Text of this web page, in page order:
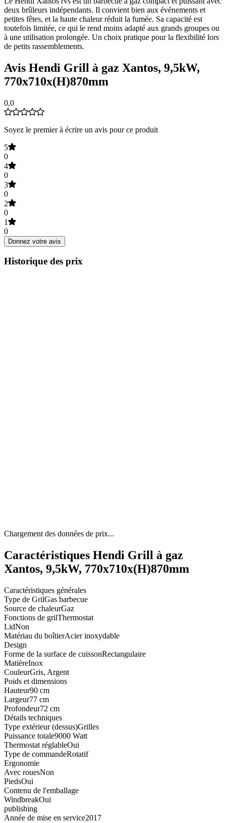
deux brûleurs indépendants. Il convient bien aux événements et
petites fêtes, et la haute chaleur réduit la fumée. Sa capacité est
toutefois limitée, ce qui le rend moins adapté aux grands groupes ou
à une utilisation prolongée. Un choix pratique pour la flexibilité lors
de petits rassemblements.
Avis Hendi Grill à gaz Xantos, 9,5kW,
770x710x(H)870mm
0,0
Soyez le premier à écrire un avis pour ce produit
5
0
4
0
3
0
2
0
1
0
Donnez votre avis
Historique des prix
Chargement des données de prix...
Caractéristiques Hendi Grill à gaz
Xantos, 9,5kW, 770x710x(H)870mm
Caractéristiques générales
Type de GrilGas barbecue
Source de chaleurGaz
Fonctions de grilThermostat
LidNon
Matériau du boîtierAcier inoxydable
Design
Forme de la surface de cuissonRectangulaire
MatièreInox
CouleurGris, Argent
Poids et dimensions
Hauteur90 cm
Largeur77 cm
Profondeur72 cm
Détails techniques
Type extérieur (dessus)Grilles
Puissance totale9000 Watt
Thermostat réglableOui
Type de commandeRotatif
Ergonomie
Avec rouesNon
PiedsOui
Contenu de l'emballage
WindbreakOui
publishing
Année de mise en service2017